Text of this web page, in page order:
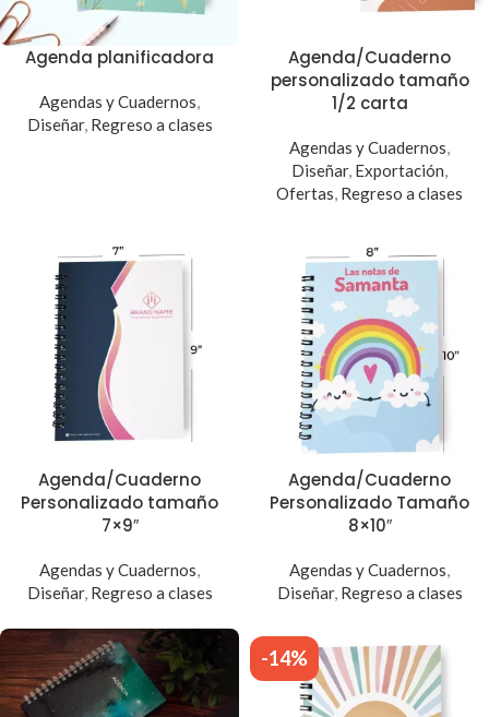
Agenda planificadora
Agendas y Cuadernos,
Diseñar, Regreso a clases
Agenda/Cuaderno
personalizado tamaño
1/2 carta
Agendas y Cuadernos,
Diseñar, Exportación,
Ofertas, Regreso a clases
Agenda/Cuaderno
Personalizado tamaño
7×9″
Agendas y Cuadernos,
Diseñar, Regreso a clases
Agenda/Cuaderno
Personalizado Tamaño
8×10″
Agendas y Cuadernos,
Diseñar, Regreso a clases
-14%